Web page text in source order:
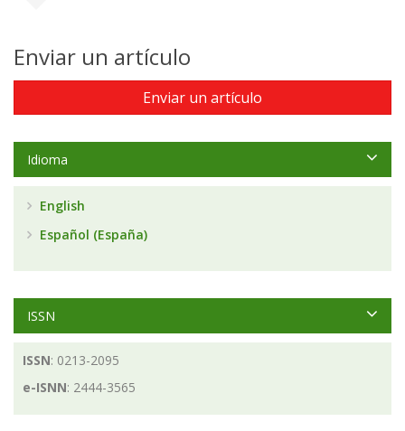
Enviar un artículo
Enviar un artículo
Idioma
English
Español (España)
ISSN
ISSN: 0213-2095
e-ISNN: 2444-3565